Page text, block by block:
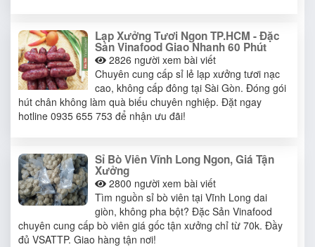
Lạp Xưởng Tươi Ngon TP.HCM - Đặc
Sản Vinafood Giao Nhanh 60 Phút
2826 người xem bài viết
Chuyên cung cấp sỉ lẻ lạp xưởng tươi nạc
cao, không cấp đông tại Sài Gòn. Đóng gói
hút chân không làm quà biếu chuyên nghiệp. Đặt ngay
hotline 0935 655 753 để nhận ưu đãi!
Sỉ Bò Viên Vĩnh Long Ngon, Giá Tận
Xưởng
2800 người xem bài viết
Tìm nguồn sỉ bò viên tại Vĩnh Long dai
giòn, không pha bột? Đặc Sản Vinafood
chuyên cung cấp bò viên giá gốc tận xưởng chỉ từ 70k. Đầy
đủ VSATTP. Giao hàng tận nơi!